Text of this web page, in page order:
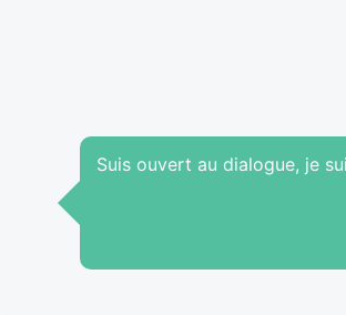
Suis ouvert au dialogue, je